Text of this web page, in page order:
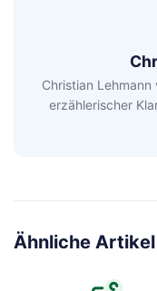
Christian
erzählerischer
Ähnliche Artikel